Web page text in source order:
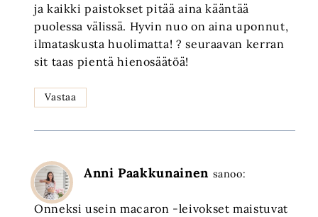
ja kaikki paistokset pitää aina kääntää
puolessa välissä. Hyvin nuo on aina uponnut,
ilmataskusta huolimatta! ? seuraavan kerran
sit taas pientä hienosäätöä!
Vastaa
Anni Paakkunainen sanoo:
Onneksi usein macaron -leivokset maistuvat